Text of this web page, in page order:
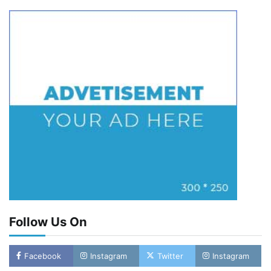
Follow Us On
Facebook Instagram Twitter Instagram